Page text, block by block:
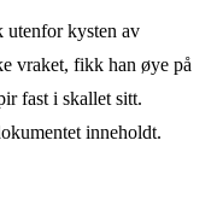
utenfor kysten av
vraket, fikk han øye på
fast i skallet sitt.
inneholdt.